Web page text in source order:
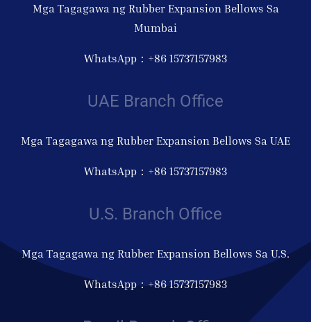
Mga Tagagawa ng Rubber Expansion Bellows Sa
Mumbai
WhatsApp：+86 15737157983
UAE Branch Office
Mga Tagagawa ng Rubber Expansion Bellows Sa UAE
WhatsApp：+86 15737157983
U.S. Branch Office
Mga Tagagawa ng Rubber Expansion Bellows Sa U.S.
WhatsApp：+86 15737157983